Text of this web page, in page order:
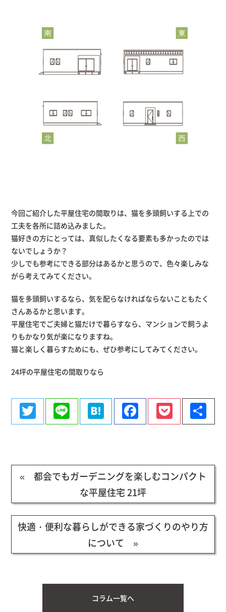
今回ご紹介した平屋住宅の間取りは、猫を多頭飼いする上での
工夫を各所に詰め込みました。
猫好きの方にとっては、真似したくなる要素も多かったのでは
ないでしょうか？
少しでも参考にできる部分はあるかと思うので、色々楽しみな
がら考えてみてください。
猫を多頭飼いするなら、気を配らなければならないこともたく
さんあるかと思います。
平屋住宅でご夫婦と猫だけで暮らすなら、マンションで飼うよ
りもかなり気が楽になりますね。
猫と楽しく暮らすためにも、ぜひ参考にしてみてください。
24坪の平屋住宅の間取りなら
TwitterLine HatenaFacebook
Pocket
有
« 都会でもガーデニングを楽しむコンパクト
な平屋住宅 21坪
快適・便利な暮らしができる家づくりのやり方
について »
コラム一覧へ